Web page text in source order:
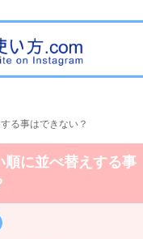
る事はできない？
順に並べ替えする事